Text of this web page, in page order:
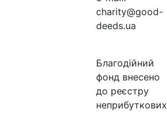
charity@good-
deeds.ua
Благодійний
фонд внесено
до реєстру
неприбуткових